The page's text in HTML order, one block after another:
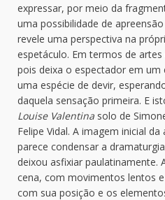
expressar, por meio da
uma possibilidade de
revele uma perspectiva na
espetáculo. Em termos de
pois deixa o espectador em um
uma espécie de devir,
daquela sensação primeira. E
Louise Valentina solo de
Felipe Vidal. A imagem inicial
parece condensar a
deixou asfixiar paulatinamente.
cena, com movimentos lentos
com sua posição e os